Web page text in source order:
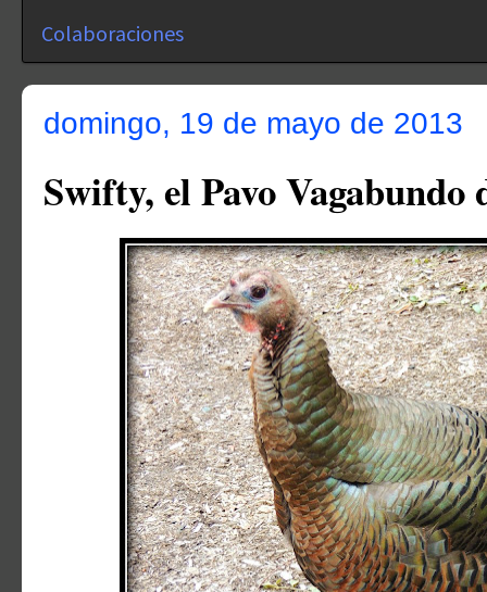
Colaboraciones
domingo, 19 de mayo de 2013
Swifty, el Pavo Vagabundo